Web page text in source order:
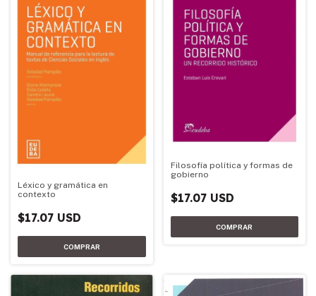
Léxico y gramática en
contexto
$17.07 USD
Filosofía política y formas de
gobierno
$17.07 USD